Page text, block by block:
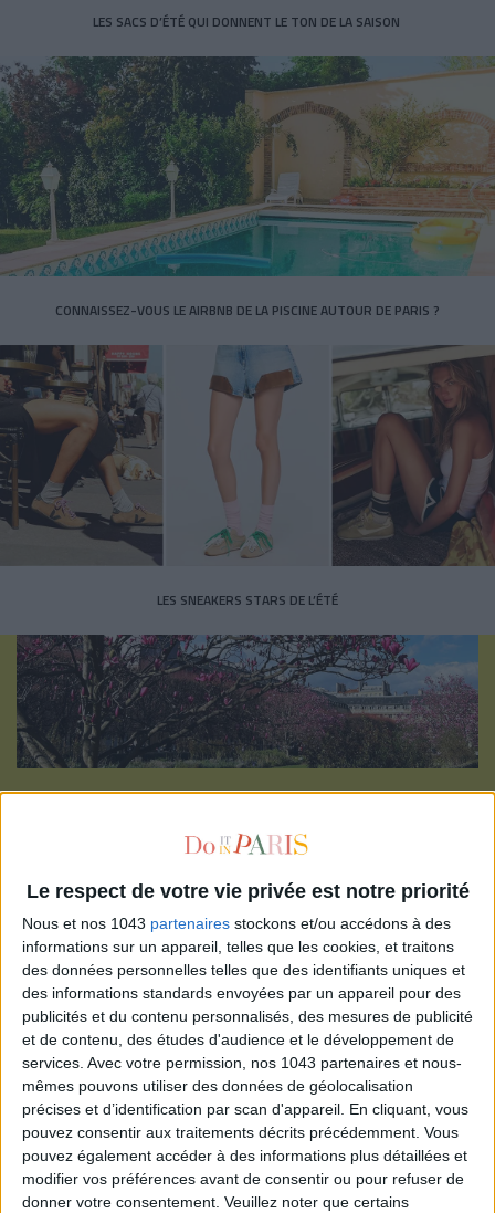
Le respect de votre vie privée est notre priorité
Nous et nos 1043 partenaires stockons et/ou accédons à des
informations sur un appareil, telles que les cookies, et traitons
des données personnelles telles que des identifiants uniques et
des informations standards envoyées par un appareil pour des
publicités et du contenu personnalisés, des mesures de publicité
et de contenu, des études d'audience et le développement de
services. Avec votre permission, nos 1043 partenaires et nous-
mêmes pouvons utiliser des données de géolocalisation
précises et d’identification par scan d'appareil. En cliquant, vous
pouvez consentir aux traitements décrits précédemment. Vous
pouvez également accéder à des informations plus détaillées et
modifier vos préférences avant de consentir ou pour refuser de
donner votre consentement. Veuillez noter que certains
LES SACS D’ÉTÉ QUI DONNENT LE TON DE LA SAISON
CONNAISSEZ-VOUS LE AIRBNB DE LA PISCINE AUTOUR DE PARIS ?
LES SNEAKERS STARS DE L’ÉTÉ
Inscrivez-vous à notre newsletter
ADOPT PARFUMS RÉVOLUTIONNE LA PARFUMERIE MADE IN FRANCE À PETIT PRIX